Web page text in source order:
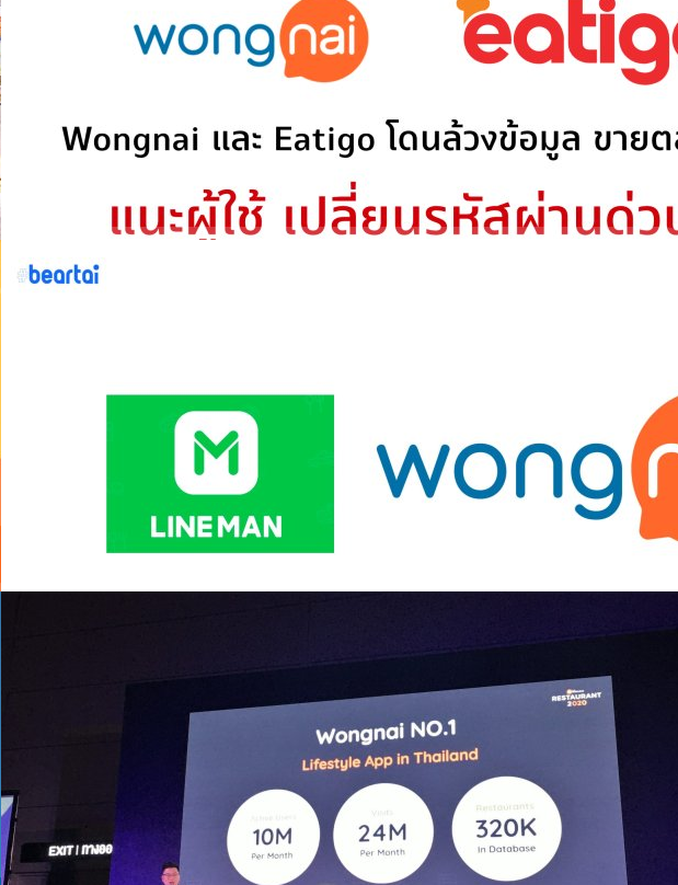
หลุดยกใหญ่!! Wongnai, Eatigo โดนแฮกเกอร์นำข้อมูลไปขายในตลาดมืด
แจ้งลูกค้าเปลี่ยนรหัสผ่านด่วน
ปรากฏในรายงานล่าสุดมีข้อมูลของบริษัทในไทยหลุดออกมาด้วย Wongnai และ Eatigo ทั้ง 2 รับรู้ และได้
ข้อตกลงด้านเงินลงทุนมูลค่า 110 ล้านเหรียญสหรัฐฯ (ประมาณ 3,300 ล้านบาท) จากบริษัท BRV Capital
Management (BRV) นับเป็นการรับเงินทุนครั้งแรกสำหรับธุรกิจดาวรุ่งในกลุ่มธุรกิจต่างประเทศของ LINE
Group สะท้อนความสำเร็จของ LINE MAN ในประเทศไทยและความพร้อมในการสร้างการเติบโตให้กับ
ธุรกิจในอนาคต การลงทุนจาก BRV ในครั้งนี้ นำมาสู่การควบรวมกิจการบริษัท วงใน มีเดีย จำกัด หรือ
Wongnai แพลตฟอร์มรีวิวและค้นหาร้านอาหารชั้นนำของเมืองไทย ซึ่งดำเนินธุรกิจในฐานะพันธมิตรร่วมกับ
LINE MAN มาตั้งแต่ปี 2559 ซึ่งปัจจุบัน Wongnai มีผู้ใช้งานกว่า 10 ล้านรายต่อเดือน ด้วยฐานข้อมูลร้าน
อาหารที่ใหญ่ที่สุดในไทยกว่า 400,000 ร้านทั่วประเทศ ซึ่งทำให้ผู้ใช้งาน LINE MAN สามารถสั่งอาหารจาก
ร้านที่อยู่บนฐานข้อมูลของ Wongnai ได้ การลงทุนในครั้งนี้มีวัตถุประสงค์เพื่อสร้างความแข็งแกร่งให้กับ
โดย LINE…
| 2198 days ago
สรุปเทรนด์ในวงการอาหาร 2020 ที่คนเปิดร้านควรรู้ จากงาน Wongnai for
Business: Restaurant 2020
Wongnai แพลตฟอร์มแนะนำร้านอาหารและระบบบริหารธุรกิจร้านอาหารครบวงจร จับมือร่วมกับพาร์ทเนอ
ร์ FoodStory, LINE MAN และเจ้าของธุรกิจ จัดงานสัมมนาครั้งใหญ่ประจำปี “Wongnai for Business:
Restaurant 2020” อัปเดตเทรนด์ในวงการอาหารปี 2020 และแชร์ข้อมูลตลอดปี 2018-2019 เพื่อใช้สู้ศึก
O2O (Online to Offline) ที่กำลังมาถึง โดยหัวข้อบนเวทีแบ่งเป็น 5 เซกชันที่ พร้อมมีวิทยากรสลับขึ้นพูดบน
เวทีในหัวข้อต่างๆ ดังนี้ Welcome note: Restaurant 2020 โดยคุณยอด ชินสุภัคกุล CEO & Co-Founder
Wongnai เผยเทรนด์เทคโนโลยีร้านอาหารแห่งอนาคต โดยคุณชวิน ศุภวงศ์ COO FoodStory รู้ให้ทัน ใช้ให้
เป็น เทคโนโลยีร้านอาหารที่ต้องมีในยุค O2O โดยคุณธิติวุฒิ อุดมชัยพร BDM Wongnai ขายอย่างไรให้ปังใน
กรภิภัฏ อธิศอัษฎา | 2375 days ago
Read More